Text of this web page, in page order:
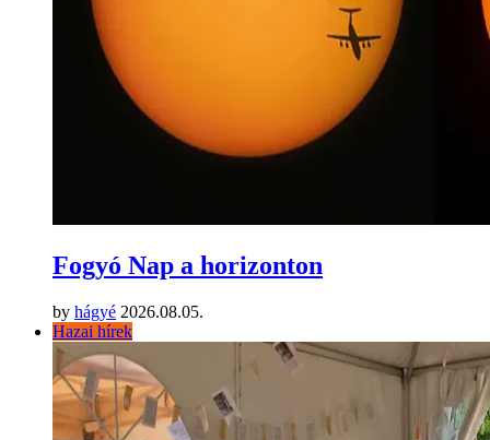
Fogyó Nap a horizonton
by hágyé 2026.08.05.
Hazai hírek